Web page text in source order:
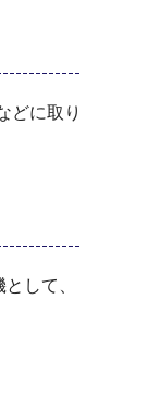
どに取り
して、